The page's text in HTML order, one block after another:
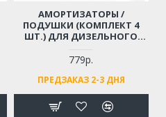
АМОРТИЗАТОРЫ /
ПОДУШКИ (КОМПЛЕКТ 4
ШТ.) ДЛЯ ДИЗЕЛЬНОГО
186FD, МОТОПОМПЫ
779р.
ПРЕДЗАКАЗ 2-3 ДНЯ